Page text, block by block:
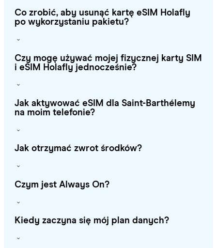
Co zrobić, aby usunąć kartę eSIM Holafly
po wykorzystaniu pakietu?
Czy mogę używać mojej fizycznej karty SIM
i eSIM Holafly jednocześnie?
Jak aktywować eSIM dla Saint-Barthélemy
na moim telefonie?
Jak otrzymać zwrot środków?
Czym jest Always On?
Kiedy zaczyna się mój plan danych?